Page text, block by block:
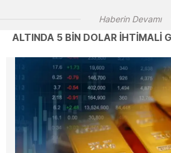
Haberin Devamı
ALTINDA 5 BİN DOLAR İHTİMALİ